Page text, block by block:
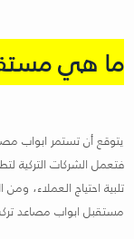
ما هي
يتوقع أن تستمر ابواب
فتعمل الشركات التركية
تلبية احتياج العملاء،
مستقبل ابواب مصاعد